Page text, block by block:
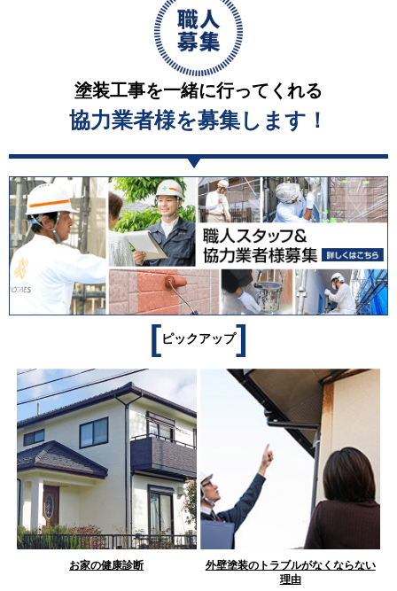
塗装工事を一緒に行ってくれる
協力業者様を募集します！
[ピックアップ]
お家の健康診断
外壁塗装のトラブルがなくならない
理由